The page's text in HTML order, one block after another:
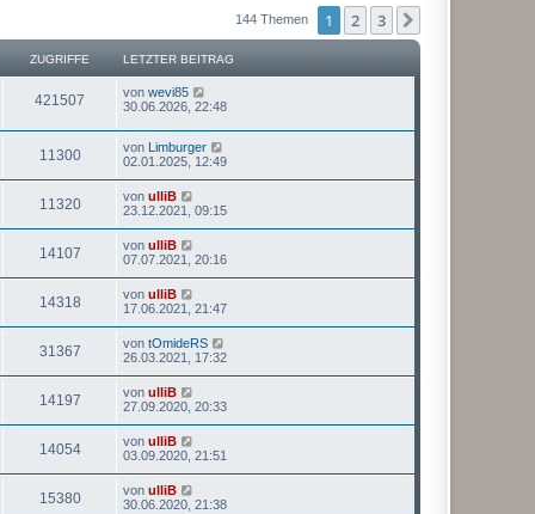
144 Themen 1 2 3
ZUGRIFFE LETZTER BEITRAG
421507 von wevi85
30.06.2026, 22:48
11300 von Limburger
02.01.2025, 12:49
11320 von ulliB
23.12.2021, 09:15
14107 von ulliB
07.07.2021, 20:16
14318 von ulliB
17.06.2021, 21:47
31367 von tOmideRS
26.03.2021, 17:32
14197 von ulliB
27.09.2020, 20:33
14054 von ulliB
03.09.2020, 21:51
15380 von ulliB
30.06.2020, 21:38